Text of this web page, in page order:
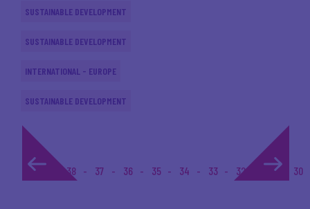
SUSTAINABLE DEVELOPMENT
SUSTAINABLE DEVELOPMENT
INTERNATIONAL - EUROPE
SUSTAINABLE DEVELOPMENT
1... 38 37 36 35 34 33 32 30